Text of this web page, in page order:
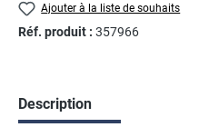
Ajouter à la liste de souhaits
Réf. produit : 357966
Description